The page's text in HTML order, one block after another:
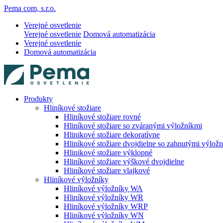
Pema com, s.r.o.
Verejné osvetlenie
Verejné osvetlenie Domová automatizácia
Verejné osvetlenie
Domová automatizácia
Produkty
Hliníkové stožiare
Hliníkové stožiare rovné
Hliníkové stožiare so zváranými výložníkmi
Hlinikové stožiare dekoratívne
Hliníkové stožiare dvojdielne so zahnutými
Hlinikové stožiare výklopné
Hliníkové stožiare výškové dvojdielne
Hliníkové stožiare vlajkové
Hliníkové výložníky
Hliníkové výložníky WA
Hliníkové výložníky WR
Hliníkové výložníky WRP
Hliníkové výložníky WN